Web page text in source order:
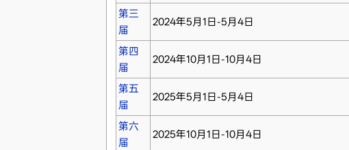
第三
届
2024年5月1日-5月4日
第四
届
2024年10月1日-10月4日
第五
届
2025年5月1日-5月4日
第六
届
2025年10月1日-10月4日